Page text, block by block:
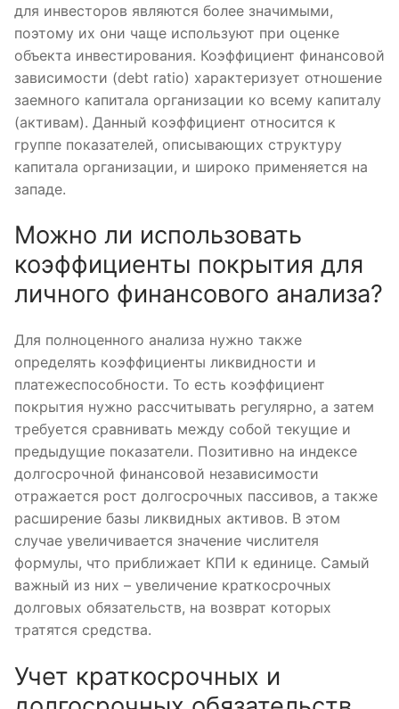
для инвесторов являются более значимыми,
поэтому их они чаще используют при оценке
объекта инвестирования. Коэффициент финансовой
зависимости (debt ratio) характеризует отношение
заемного капитала организации ко всему капиталу
(активам). Данный коэффициент относится к
группе показателей, описывающих структуру
капитала организации, и широко применяется на
западе.
Можно ли использовать
коэффициенты покрытия для
личного финансового анализа?
Для полноценного анализа нужно также
определять коэффициенты ликвидности и
платежеспособности. То есть коэффициент
покрытия нужно рассчитывать регулярно, а затем
требуется сравнивать между собой текущие и
предыдущие показатели. Позитивно на индексе
долгосрочной финансовой независимости
отражается рост долгосрочных пассивов, а также
расширение базы ликвидных активов. В этом
случае увеличивается значение числителя
формулы, что приближает КПИ к единице. Самый
важный из них – увеличение краткосрочных
долговых обязательств, на возврат которых
тратятся средства.
Учет краткосрочных и